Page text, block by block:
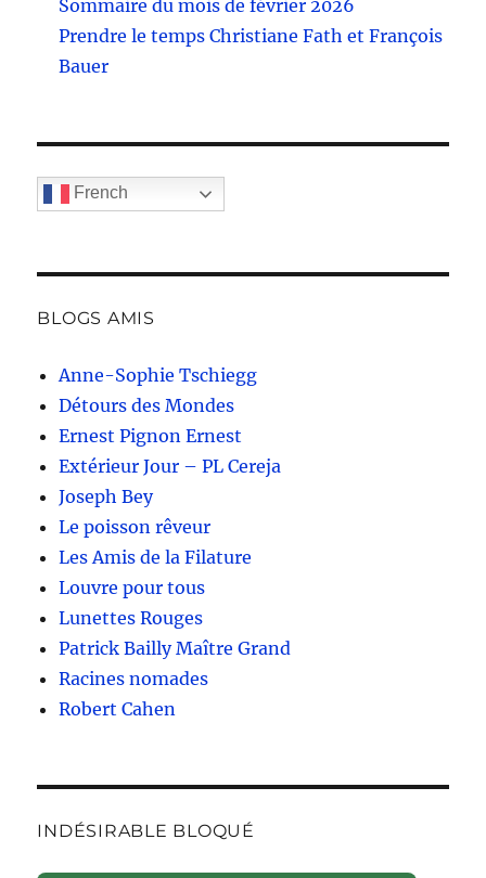
Sommaire du mois de février 2026
Prendre le temps Christiane Fath et François
Bauer
French
BLOGS AMIS
Anne-Sophie Tschiegg
Détours des Mondes
Ernest Pignon Ernest
Extérieur Jour – PL Cereja
Joseph Bey
Le poisson rêveur
Les Amis de la Filature
Louvre pour tous
Lunettes Rouges
Patrick Bailly Maître Grand
Racines nomades
Robert Cahen
INDÉSIRABLE BLOQUÉ